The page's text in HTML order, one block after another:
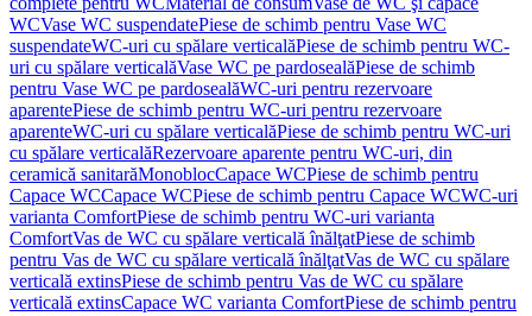
WCVase WC suspendatePiese de schimb pentru Vase WC
suspendateWC-uri cu spălare verticalăPiese de schimb pentru WC-
uri cu spălare verticalăVase WC pe pardosealăPiese de schimb
pentru Vase WC pe pardosealăWC-uri pentru rezervoare
aparentePiese de schimb pentru WC-uri pentru rezervoare
aparenteWC-uri cu spălare verticalăPiese de schimb pentru WC-uri
cu spălare verticalăRezervoare aparente pentru WC-uri, din
ceramică sanitarăMonoblocCapace WCPiese de schimb pentru
Capace WCCapace WCPiese de schimb pentru Capace WCWC-uri
varianta ComfortPiese de schimb pentru WC-uri varianta
ComfortVas de WC cu spălare verticală înălţatPiese de schimb
pentru Vas de WC cu spălare verticală înălţatVas de WC cu spălare
verticală extinsPiese de schimb pentru Vas de WC cu spălare
verticală extinsCapace WC varianta ComfortPiese de schimb pentru